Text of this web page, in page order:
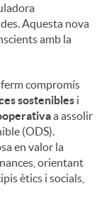
Aquesta nova
amb la
compromís
sostenibles i
a assolir
(ODS).
en valor la
orientant
ètics i socials,